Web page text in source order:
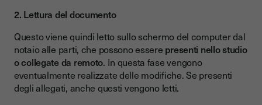
2. Lettura del documento
Questo viene quindi letto sullo schermo del computer dal
notaio alle parti, che possono essere presenti nello studio
o collegate da remoto. In questa fase vengono
eventualmente realizzate delle modifiche. Se presenti
degli allegati, anche questi vengono letti.